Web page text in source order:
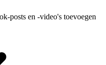
posts en -video's toevoegen